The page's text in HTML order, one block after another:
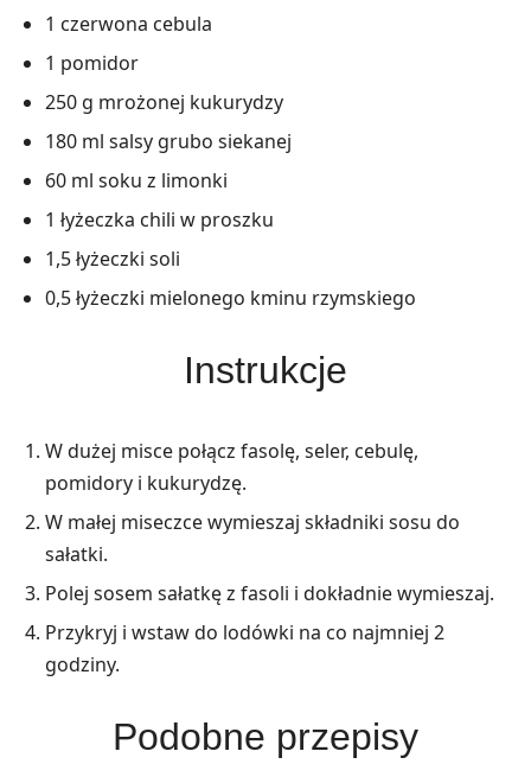
1 czerwona cebula
1 pomidor
250 g mrożonej kukurydzy
180 ml salsy grubo siekanej
60 ml soku z limonki
1 łyżeczka chili w proszku
1,5 łyżeczki soli
0,5 łyżeczki mielonego kminu rzymskiego
Instrukcje
W dużej misce połącz fasolę, seler, cebulę,
pomidory i kukurydzę.
W małej miseczce wymieszaj składniki sosu do
sałatki.
Polej sosem sałatkę z fasoli i dokładnie wymieszaj.
Przykryj i wstaw do lodówki na co najmniej 2
godziny.
Podobne przepisy